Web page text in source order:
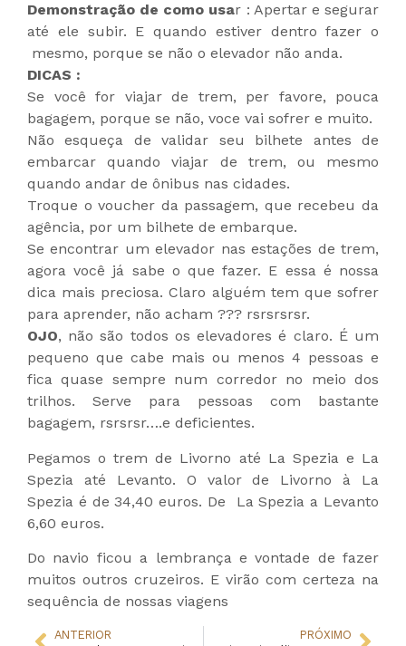
Demonstração de como usar : Apertar e segurar
até ele subir. E quando estiver dentro fazer o
mesmo, porque se não o elevador não anda.
DICAS :
Se você for viajar de trem, per favore, pouca
bagagem, porque se não, voce vai sofrer e muito.
Não esqueça de validar seu bilhete antes de
embarcar quando viajar de trem, ou mesmo
quando andar de ônibus nas cidades.
Troque o voucher da passagem, que recebeu da
agência, por um bilhete de embarque.
Se encontrar um elevador nas estações de trem,
agora você já sabe o que fazer. E essa é nossa
dica mais preciosa. Claro alguém tem que sofrer
para aprender, não acham ??? rsrsrsrsr.
OJO, não são todos os elevadores é claro. É um
pequeno que cabe mais ou menos 4 pessoas e
fica quase sempre num corredor no meio dos
trilhos. Serve para pessoas com bastante
bagagem, rsrsrsr….e deficientes.
Pegamos o trem de Livorno até La Spezia e La
Spezia até Levanto. O valor de Livorno à La
Spezia é de 34,40 euros. De La Spezia a Levanto
6,60 euros.
Do navio ficou a lembrança e vontade de fazer
muitos outros cruzeiros. E virão com certeza na
sequência de nossas viagens
ANTERIOR PRÓXIMO